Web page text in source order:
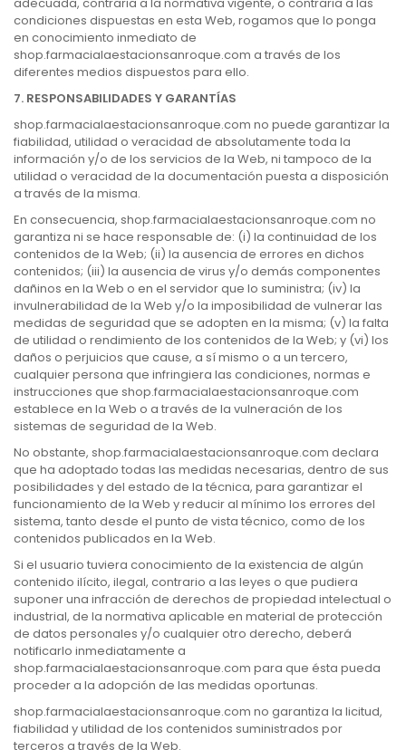
condiciones dispuestas en esta Web, rogamos que lo ponga
en conocimiento inmediato de
shop.farmacialaestacionsanroque.com a través de los
diferentes medios dispuestos para ello.
7. RESPONSABILIDADES Y GARANTÍAS
shop.farmacialaestacionsanroque.com no puede garantizar la
fiabilidad, utilidad o veracidad de absolutamente toda la
información y/o de los servicios de la Web, ni tampoco de la
utilidad o veracidad de la documentación puesta a disposición
a través de la misma.
En consecuencia, shop.farmacialaestacionsanroque.com no
garantiza ni se hace responsable de: (i) la continuidad de los
contenidos de la Web; (ii) la ausencia de errores en dichos
contenidos; (iii) la ausencia de virus y/o demás componentes
dañinos en la Web o en el servidor que lo suministra; (iv) la
invulnerabilidad de la Web y/o la imposibilidad de vulnerar las
medidas de seguridad que se adopten en la misma; (v) la falta
de utilidad o rendimiento de los contenidos de la Web; y (vi) los
daños o perjuicios que cause, a sí mismo o a un tercero,
cualquier persona que infringiera las condiciones, normas e
instrucciones que shop.farmacialaestacionsanroque.com
establece en la Web o a través de la vulneración de los
sistemas de seguridad de la Web.
No obstante, shop.farmacialaestacionsanroque.com declara
que ha adoptado todas las medidas necesarias, dentro de sus
posibilidades y del estado de la técnica, para garantizar el
funcionamiento de la Web y reducir al mínimo los errores del
sistema, tanto desde el punto de vista técnico, como de los
contenidos publicados en la Web.
Si el usuario tuviera conocimiento de la existencia de algún
contenido ilícito, ilegal, contrario a las leyes o que pudiera
suponer una infracción de derechos de propiedad intelectual o
industrial, de la normativa aplicable en material de protección
de datos personales y/o cualquier otro derecho, deberá
notificarlo inmediatamente a
shop.farmacialaestacionsanroque.com para que ésta pueda
proceder a la adopción de las medidas oportunas.
shop.farmacialaestacionsanroque.com no garantiza la licitud,
fiabilidad y utilidad de los contenidos suministrados por
terceros a través de la Web.